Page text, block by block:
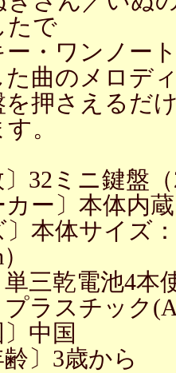
たで
・ワンノー
た曲のメロデ
を押さえるだ
。
〕32ミニ鍵盤
カー〕本体内蔵
〕本体サイズ
単三乾電池4本
プラスチック
〕中国
齢〕3歳から